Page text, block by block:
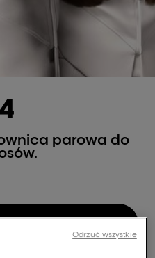
parowa do
Odrzuć wszystkie